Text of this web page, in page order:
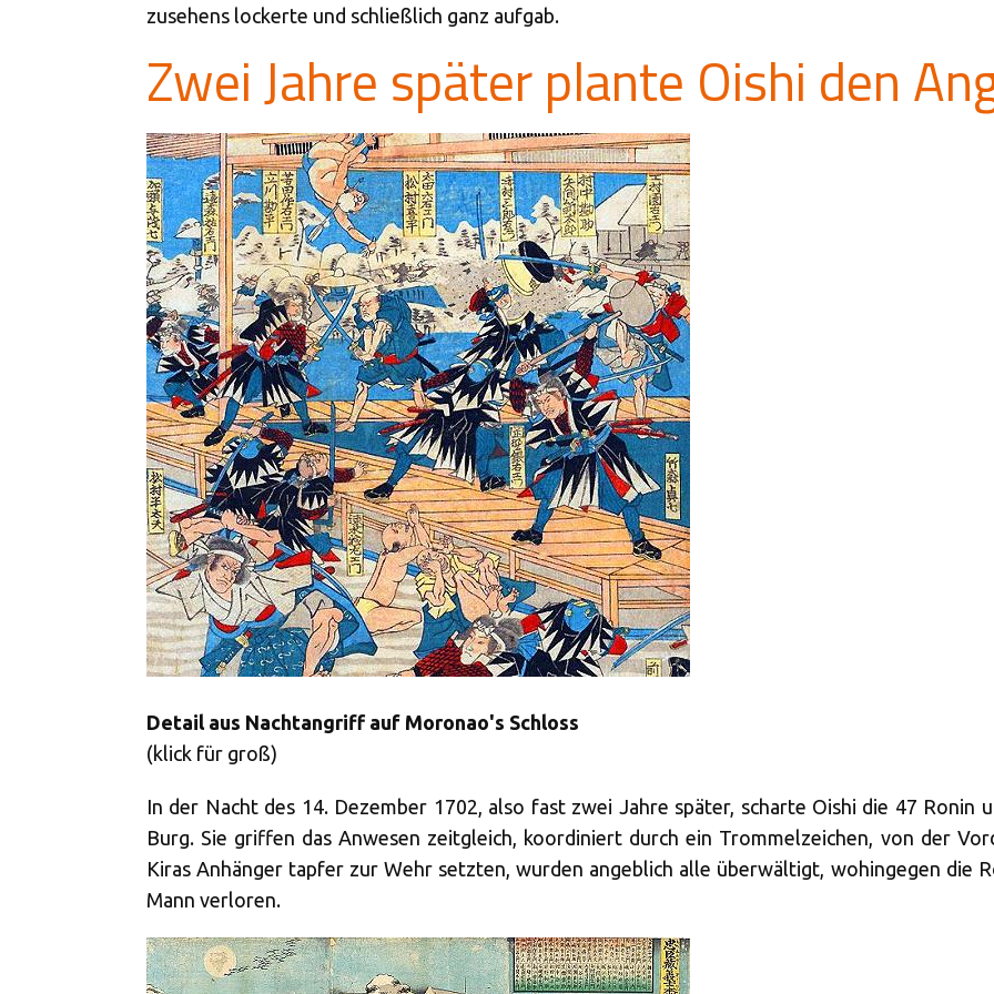
zusehens lockerte und schließlich ganz aufgab.
Zwei Jahre später plante Oishi den
Detail aus Nachtangriff auf Moronao's Schloss
(klick für groß)
In der Nacht des 14. Dezember 1702, also fast zwei Jahre später, scharte Oishi die 47 Ronin
Burg. Sie griffen das Anwesen zeitgleich, koordiniert durch ein Trommelzeichen, von der
Kiras Anhänger tapfer zur Wehr setzten, wurden angeblich alle überwältigt, wohingegen die
Mann verloren.